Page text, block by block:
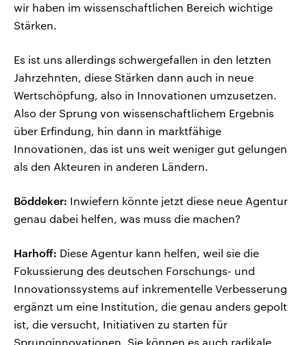
wir haben im wissenschaftlichen Bereich wichtige
Stärken.
Es ist uns allerdings schwergefallen in den letzten
Jahrzehnten, diese Stärken dann auch in neue
Wertschöpfung, also in Innovationen umzusetzen.
Also der Sprung von wissenschaftlichem Ergebnis
über Erfindung, hin dann in marktfähige
Innovationen, das ist uns weit weniger gut gelungen
als den Akteuren in anderen Ländern.
Böddeker: Inwiefern könnte jetzt diese neue Agentur
genau dabei helfen, was muss die machen?
Harhoff: Diese Agentur kann helfen, weil sie die
Fokussierung des deutschen Forschungs- und
Innovationssystems auf inkrementelle Verbesserung
ergänzt um eine Institution, die genau anders gepolt
ist, die versucht, Initiativen zu starten für
Sprunginnovationen. Sie können es auch radikale